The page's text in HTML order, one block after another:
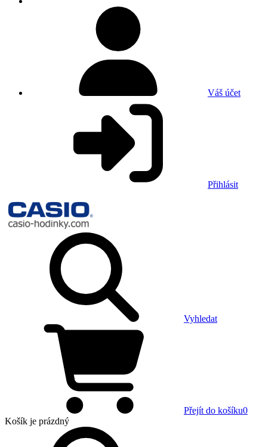
Váš účet
Přihlásit
Vyhledat
Přejít do košíku0
Košík je prázdný